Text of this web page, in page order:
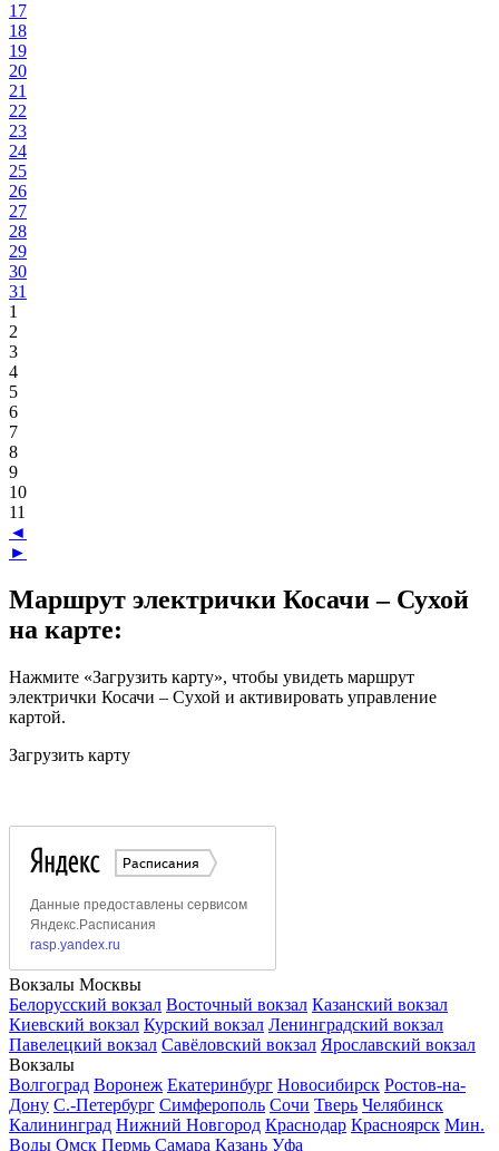
17
18
19
20
21
22
23
24
25
26
27
28
29
30
31
1
2
3
4
5
6
7
8
9
10
11
◄
►
Маршрут электрички Косачи – Сухой
на карте:
Нажмите «Загрузить карту», чтобы увидеть маршрут
электрички Косачи – Сухой и активировать управление
картой.
Загрузить карту
Вокзалы Москвы
Белорусский вокзал Восточный вокзал Казанский вокзал
Киевский вокзал Курский вокзал Ленинградский вокзал
Павелецкий вокзал Савёловский вокзал Ярославский вокзал
Вокзалы
Волгоград Воронеж Екатеринбург Новосибирск Ростов-на-
Дону С.-Петербург Симферополь Сочи Тверь Челябинск
Калининград Нижний Новгород Краснодар Красноярск Мин.
Воды Омск Пермь Самара Казань Уфа